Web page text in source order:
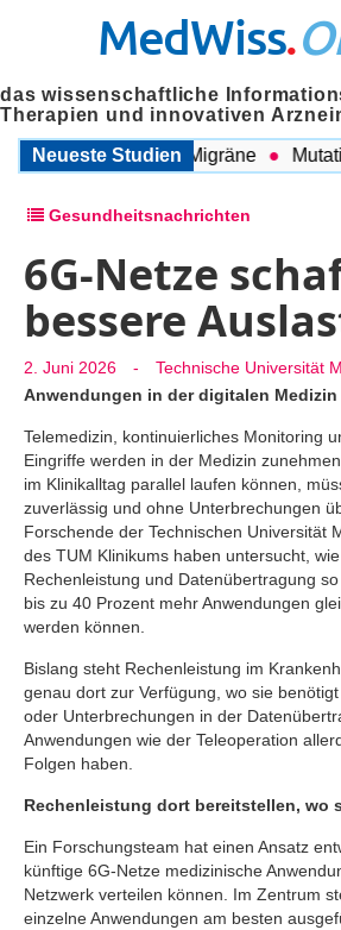
MedWiss.
das wissenschaftliche
Therapien und innovativen
Neueste Studien
COPD und Migräne
Gesundheitsnachrichten
6G-Netze
bessere
2. Juni 2026 -
Technische Universität
Anwendungen in der digitalen Medizin
Telemedizin, kontinuierliches Monitoring
Eingriffe werden in der Medizin
im Klinikalltag parallel laufen können,
zuverlässig und ohne Unterbrechungen
Forschende der Technischen Universität
des TUM Klinikums haben untersucht,
Rechenleistung und Datenübertragung
bis zu 40 Prozent mehr Anwendungen
werden können.
Bislang steht Rechenleistung im
genau dort zur Verfügung, wo sie
oder Unterbrechungen in der
Anwendungen wie der Teleoperation
Folgen haben.
Rechenleistung dort bereitstellen, wo
Ein Forschungsteam hat einen Ansatz
künftige 6G-Netze medizinische
Netzwerk verteilen können. Im Zentrum
einzelne Anwendungen am besten